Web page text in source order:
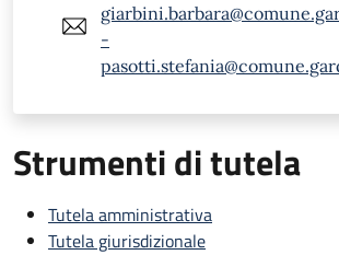
-
Strumenti di tutela
Tutela amministrativa
Tutela giurisdizionale